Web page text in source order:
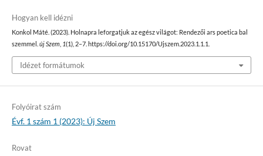
Hogyan kell idézni
Konkol Máté. (2023). Holnapra leforgatjuk az egész világot: Rendezői ars poetica bal
szemmel. új Szem 1(1), 2–7. https://doi.org/10.15170/Ujszem.2023.1.1.1.
Idézet formátumok
Folyóirat szám
Évf. 1 szám 1 (2023): Új Szem
Rovat